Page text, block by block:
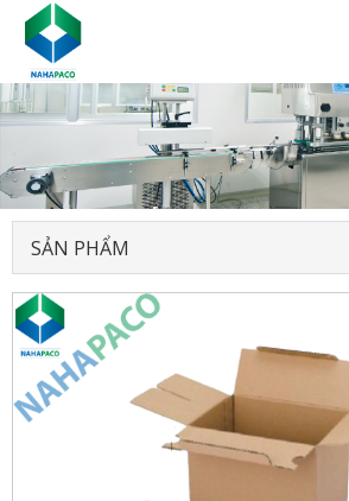
SẢN PHẨM